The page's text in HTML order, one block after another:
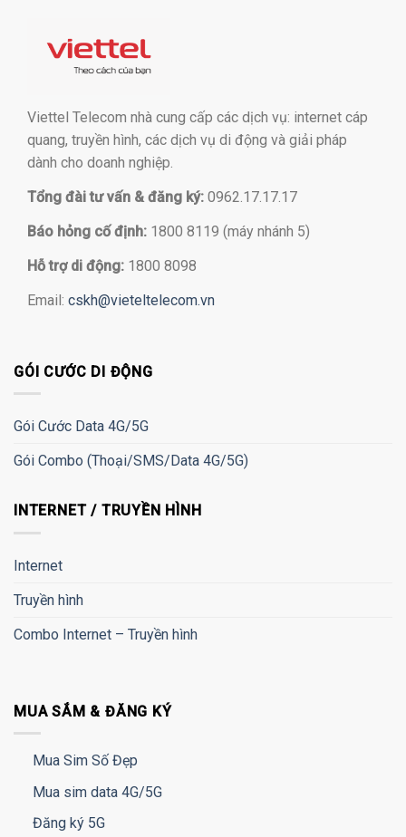
Viettel Telecom nhà cung cấp các dịch vụ: internet cáp
quang, truyền hình, các dịch vụ di động và giải pháp
dành cho doanh nghiệp.
Tổng đài tư vấn & đăng ký: 0962.17.17.17
Báo hỏng cố định: 1800 8119 (máy nhánh 5)
Hỗ trợ di động: 1800 8098
Email: cskh@vieteltelecom.vn
GÓI CƯỚC DI ĐỘNG
Gói Cước Data 4G/5G
Gói Combo (Thoại/SMS/Data 4G/5G)
INTERNET / TRUYỀN HÌNH
Internet
Truyền hình
Combo Internet – Truyền hình
MUA SẮM & ĐĂNG KÝ
Mua Sim Số Đẹp
Mua sim data 4G/5G
Đăng ký 5G